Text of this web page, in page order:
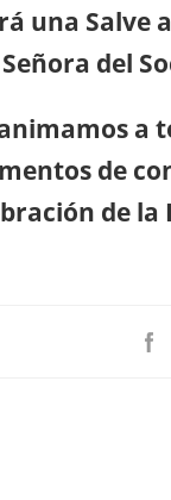
una Salve
Señora del
a
de
de la